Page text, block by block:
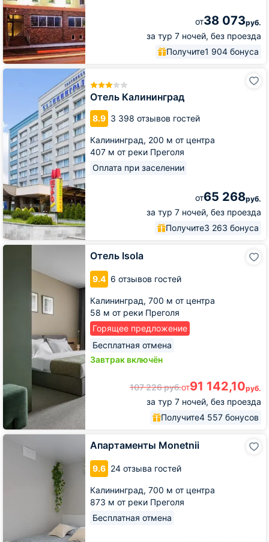
от38 073руб.
за тур 7 ночей, без проезда
Получите1 904 бонуса
Отель Калининград
8.9 3 398 отзывов гостей
Калининград, 200 м от центра
407 м от реки Преголя
Оплата при заселении
от65 268руб.
за тур 7 ночей, без проезда
Получите3 263 бонуса
Отель
Отель Isola
9.4 6 отзывов гостей
Калининград, 700 м от центра
58 м от реки Преголя
Горящее предложение
Бесплатная отмена
Завтрак включён
107 226руб.от91 142,10руб.
за тур 7 ночей, без проезда
Получите4 557 бонусов
Отель
Апартаменты Monetnii
9.6 24 отзыва гостей
Калининград, 700 м от центра
873 м от реки Преголя
Бесплатная отмена
Апартаменты
Monetnii